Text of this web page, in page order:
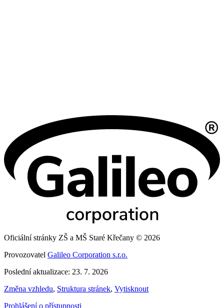
Oficiální stránky ZŠ a MŠ Staré Křečany © 2026
Provozovatel Galileo Corporation s.r.o.
Poslední aktualizace: 23. 7. 2026
Změna vzhledu, Struktura stránek, Vytisknout
Prohlášení o přístupnosti